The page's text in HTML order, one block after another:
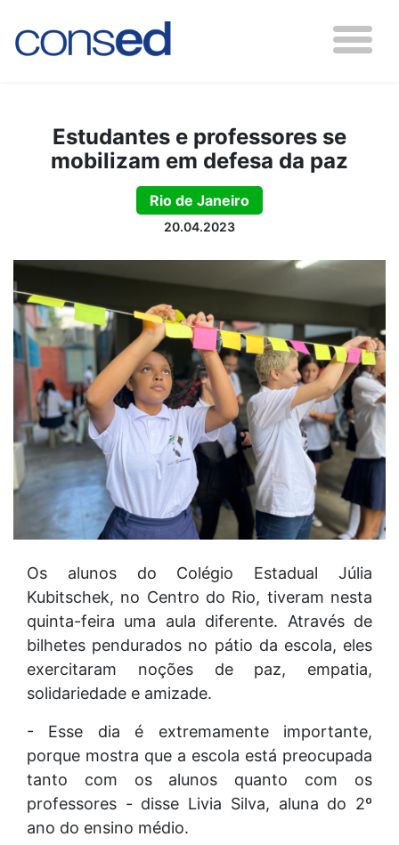
Estudantes e professores se
mobilizam em defesa da paz
Rio de Janeiro
20.04.2023
Os alunos do Colégio Estadual Júlia
Kubitschek, no Centro do Rio, tiveram nesta
quinta-feira uma aula diferente. Através de
bilhetes pendurados no pátio da escola, eles
exercitaram noções de paz, empatia,
solidariedade e amizade.
- Esse dia é extremamente importante,
porque mostra que a escola está preocupada
tanto com os alunos quanto com os
professores - disse Livia Silva, aluna do 2º
ano do ensino médio.